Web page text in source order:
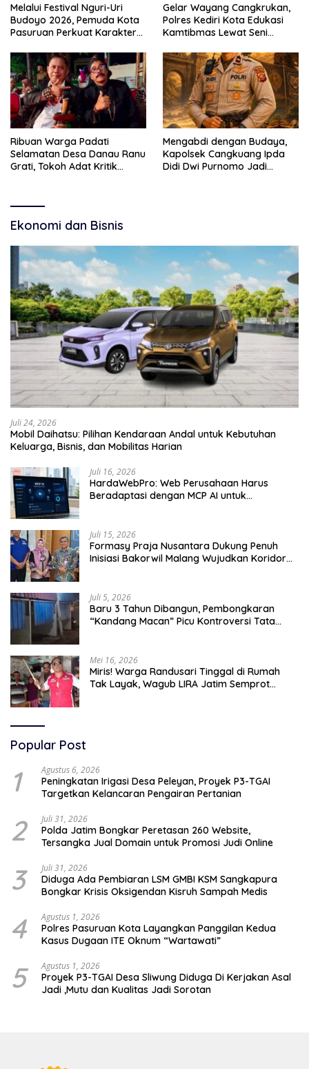
Melalui Festival Nguri-Uri
Budoyo 2026, Pemuda Kota
Pasuruan Perkuat Karakter
Narkoba
Gelar Wayang Cangkrukan,
Polres Kediri Kota Edukasi
Kamtibmas Lewat Seni
Ribuan Warga Padati
Selamatan Desa Danau Ranu
Grati, Tokoh Adat Kritik
Mengabdi dengan Budaya,
Kapolsek Cangkuang Ipda
Didi Dwi Purnomo Jadi
Ekonomi dan Bisnis
Juli 24, 2026
Mobil Daihatsu: Pilihan Kendaraan Andal untuk Kebutuhan
Keluarga, Bisnis, dan Mobilitas Harian
Juli 16, 2026
HardaWebPro: Web Perusahaan Harus
Beradaptasi dengan MCP AI untuk
Juli 15, 2026
Formasy Praja Nusantara Dukung Penuh
Inisiasi Bakorwil Malang Wujudkan Koridor
Juli 5, 2026
Baru 3 Tahun Dibangun, Pembongkaran
“Kandang Macan” Picu Kontroversi Tata
Mei 16, 2026
Miris! Warga Randusari Tinggal di Rumah
Tak Layak, Wagub LIRA Jatim Semprot
Popular Post
1 Agustus 6, 2026
Peningkatan Irigasi Desa Peleyan, Proyek P3-TGAI
Targetkan Kelancaran Pengairan Pertanian
2 Juli 31, 2026
Polda Jatim Bongkar Peretasan 260 Website,
Tersangka Jual Domain untuk Promosi Judi Online
3 Juli 31, 2026
Diduga Ada Pembiaran LSM GMBI KSM Sangkapura
Bongkar Krisis Oksigendan Kisruh Sampah Medis
4 Agustus 1, 2026
Polres Pasuruan Kota Layangkan Panggilan Kedua
Kasus Dugaan ITE Oknum “Wartawati”
5 Agustus 1, 2026
Proyek P3-TGAI Desa Sliwung Diduga Di Kerjakan Asal
Jadi ,Mutu dan Kualitas Jadi Sorotan